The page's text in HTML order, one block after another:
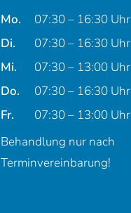
Mo. Montag
07:30 – 16:30 Uhr
Di. Dienstag
07:30 – 16:30 Uhr
Mi. Mittwoch
07:30 – 13:00 Uhr
Do. Donnerstag
07:30 – 16:30 Uhr
Fr. Freitag07:30 – 13:00 Uhr
Behandlung nur nach
Terminvereinbarung!